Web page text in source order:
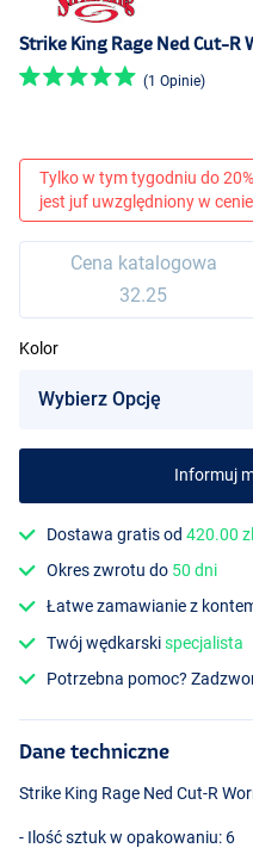
Strike King Rage Ned Cut-R
(1 Opinie)
Tylko w tym tygodniu do
jest juf uwzględniony w
Cena katalogowa
32.25
Kolor
Informuj
Dostawa gratis od420.00 zl
Okres zwrotu do 50 dni
Łatwe zamawianie z
Twój wędkarskispecjalista
Potrzebna pomoc?
Dane techniczne
Strike King Rage Ned Cut-R
- Ilość sztuk w opakowaniu: 6